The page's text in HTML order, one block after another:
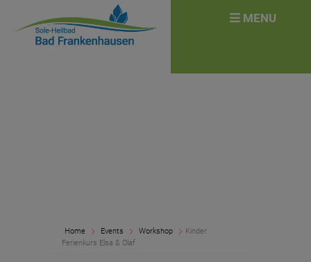
Home Events Workshop
Kinder
Ferienkurs Elsa & Olaf
for: